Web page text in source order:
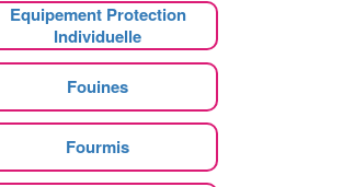
Equipement Protection
Individuelle
Fouines
Fourmis